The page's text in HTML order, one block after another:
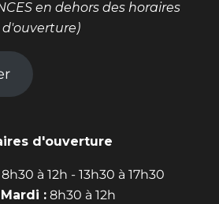
en dehors des horaires
d'ouverture)
d'ouverture
à 12h - 13h30 à 17h30
Mardi : 8h30 à 12h